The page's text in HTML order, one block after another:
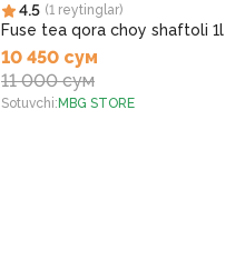
4.5 (1 reytinglar)
Fuse tea qora choy shaftoli 1l
10 450 сум
11 000 сум
Sotuvchi: MBG STORE